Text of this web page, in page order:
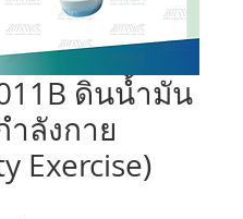
ดินน้ำมัน
ำลังกาย
Exercise)